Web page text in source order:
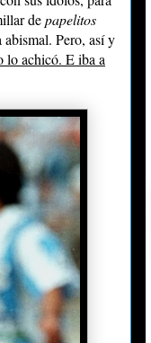
depapelitos
Pero, así y
lo achicó. E iba a